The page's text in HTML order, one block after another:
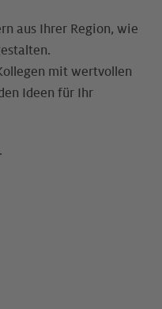
aus Ihrer Region, wie
mit wertvollen
Ideen für Ihr